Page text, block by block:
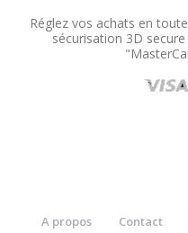
Réglez vos achats en
sécurisation 3D
A propos Contact